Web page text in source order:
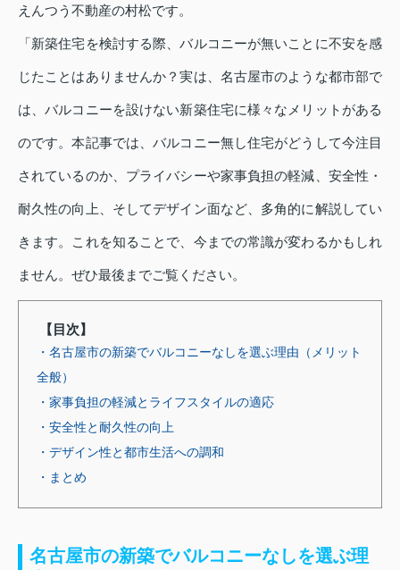
えんつう不動産の村松です。
「新築住宅を検討する際、バルコニーが無いことに不安を感
じたことはありませんか？実は、名古屋市のような都市部で
は、バルコニーを設けない新築住宅に様々なメリットがある
のです。本記事では、バルコニー無し住宅がどうして今注目
されているのか、プライバシーや家事負担の軽減、安全性・
耐久性の向上、そしてデザイン面など、多角的に解説してい
きます。これを知ることで、今までの常識が変わるかもしれ
ません。ぜひ最後までご覧ください。
【目次】
・名古屋市の新築でバルコニーなしを選ぶ理由（メリット
全般）
・家事負担の軽減とライフスタイルの適応
・安全性と耐久性の向上
・デザイン性と都市生活への調和
・まとめ
名古屋市の新築でバルコニーなしを選ぶ理